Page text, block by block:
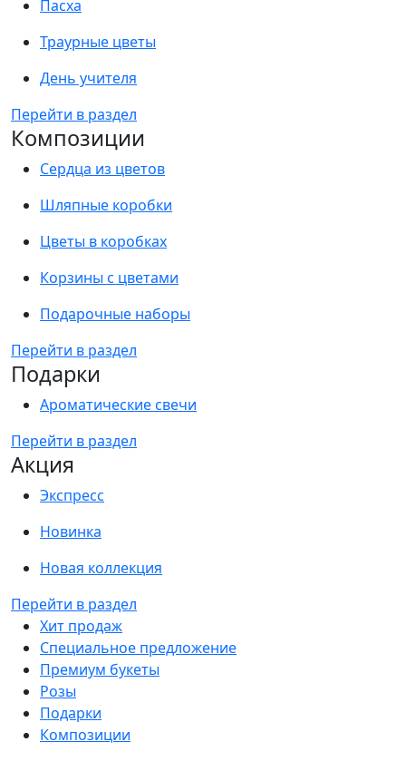
Пасха
Траурные цветы
День учителя
Перейти в раздел
Композиции
Сердца из цветов
Шляпные коробки
Цветы в коробках
Корзины с цветами
Подарочные наборы
Перейти в раздел
Подарки
Ароматические свечи
Перейти в раздел
Акция
Экспресс
Новинка
Новая коллекция
Перейти в раздел
Хит продаж
Специальное предложение
Премиум букеты
Розы
Подарки
Композиции